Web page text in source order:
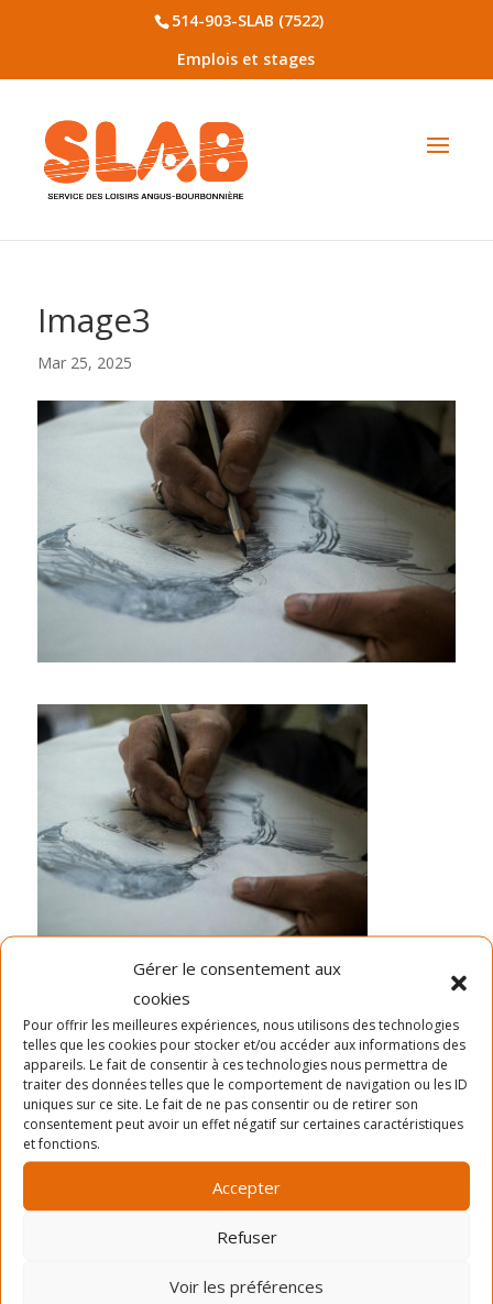
Gérer le consentement aux
cookies
Pour offrir les meilleures expériences, nous utilisons des technologies
telles que les cookies pour stocker et/ou accéder aux informations des
appareils. Le fait de consentir à ces technologies nous permettra de
traiter des données telles que le comportement de navigation ou les ID
uniques sur ce site. Le fait de ne pas consentir ou de retirer son
consentement peut avoir un effet négatif sur certaines caractéristiques
et fonctions.
Accepter
Refuser
Voir les préférences
514-903-SLAB (7522)
Emplois et stages
Image3
Mar 25, 2025
Dernières nouvelles
La période d’inscription automne 2026
Camp de jour été- distribution des chandails et
cartes
Inscription Été 2026